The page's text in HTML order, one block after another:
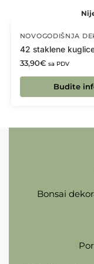
NOVOGODIŠNJA
42 staklene
33,90€ sa PDV
Budite
Bonsai